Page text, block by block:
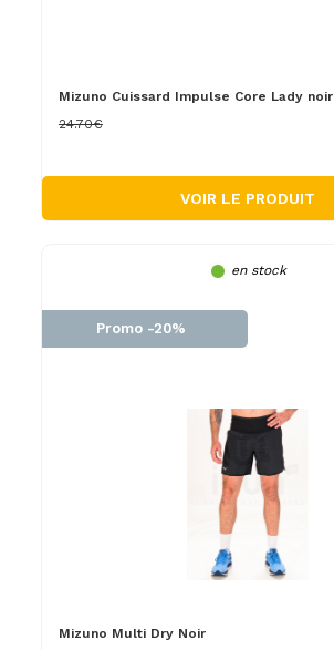
Mizuno Cuissard Impulse Core Lady noir
24.70€
VOIR LE PRODUIT
en stock
Promo -20%
Mizuno Multi Dry Noir